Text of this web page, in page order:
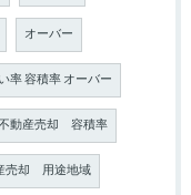
オーバー
率 容積率 オーバー
動産売却 容積率
売却 用途地域